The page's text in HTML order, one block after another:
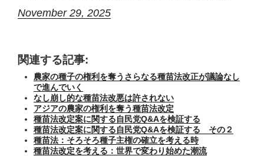
November 29, 2025
関連する記事:
農家の種子の権利を奪うさらなる種苗法改正が議論なし
で進んでいく
なし崩し的な種苗法改悪は許されない
アジアの農家の権利を奪う種苗法改定
種苗法改定案に関する自民党Q&Aを検証する
種苗法改定案に関する自民党Q&Aを検証する その２
種苗法：そろそろ種子主権の確立を考える時
種苗法改定を考える：世界で変わり始めた潮流